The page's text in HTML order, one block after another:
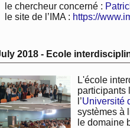
le chercheur concerné :
le site de l’IMA : https://
2018 - Ecole
L'école
participants
l’Université
systèmes à
le domaine